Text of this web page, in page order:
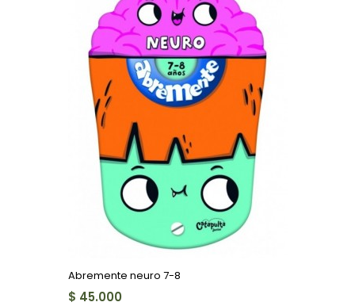
Abremente neuro 7-8
$ 45.000